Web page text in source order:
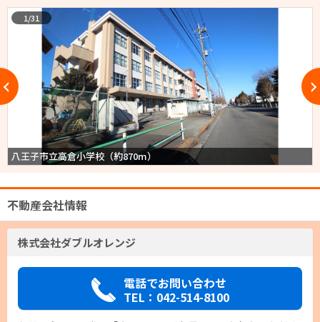
八王子市立高倉小学校（約870m）
1/31
不動産会社情報
株式会社ダブルオレンジ
電話でお問い合わせ
TEL：042-514-8100